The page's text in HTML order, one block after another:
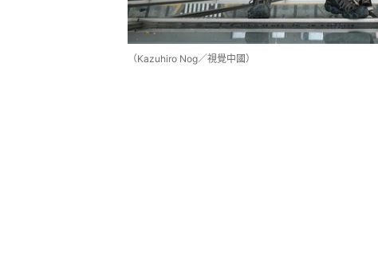
（Kazuhiro Nog／視覺中國）